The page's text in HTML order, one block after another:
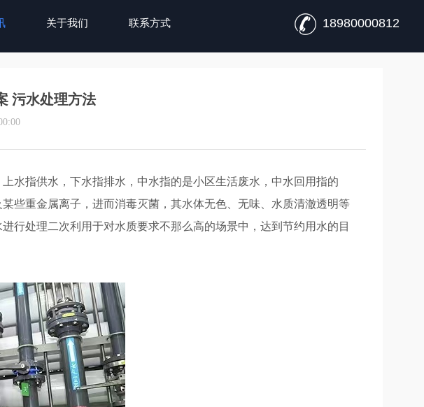
关于我们 联系方式 18980000812
污水处理方法
水指供水，下水指排水，中水指的是小区生活废水，中水回用指的
些重金属离子，进而消毒灭菌，其水体无色、无味、水质清澈透明等
行处理二次利用于对水质要求不那么高的场景中，达到节约用水的目